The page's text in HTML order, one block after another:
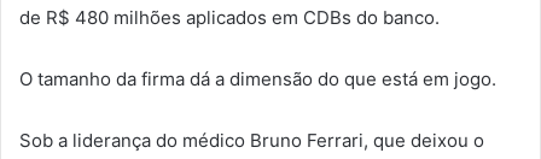
de R$ 480 milhões aplicados em CDBs do banco.
O tamanho da firma dá a dimensão do que está em jogo.
Sob a liderança do médico Bruno Ferrari, que deixou o